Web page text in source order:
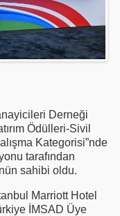
Derneği
Ödülleri-Sivil
Kategorisi”nde
tarafından
sahibi oldu.
Marriott Hotel
İMSAD Üye